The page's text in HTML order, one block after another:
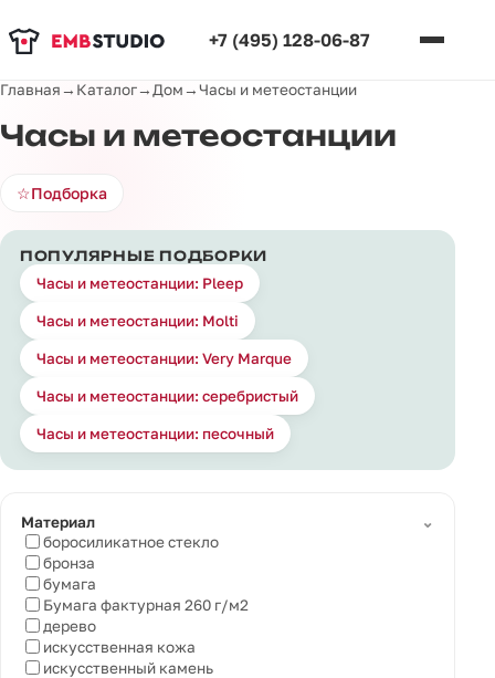
+7 (495) 128-06-87
Главная→ Каталог→ Дом→Часы и метеостанции
Часы и метеостанции
☆Подборка
ПОПУЛЯРНЫЕ ПОДБОРКИ
Часы и метеостанции: Pleep
Часы и метеостанции: Molti
Часы и метеостанции: Very Marque
Часы и метеостанции: серебристый
Часы и метеостанции: песочный
Материал
⌄
боросиликатное стекло
бронза
бумага
Бумага фактурная 260 г/м2
дерево
искусственная кожа
искусственный камень